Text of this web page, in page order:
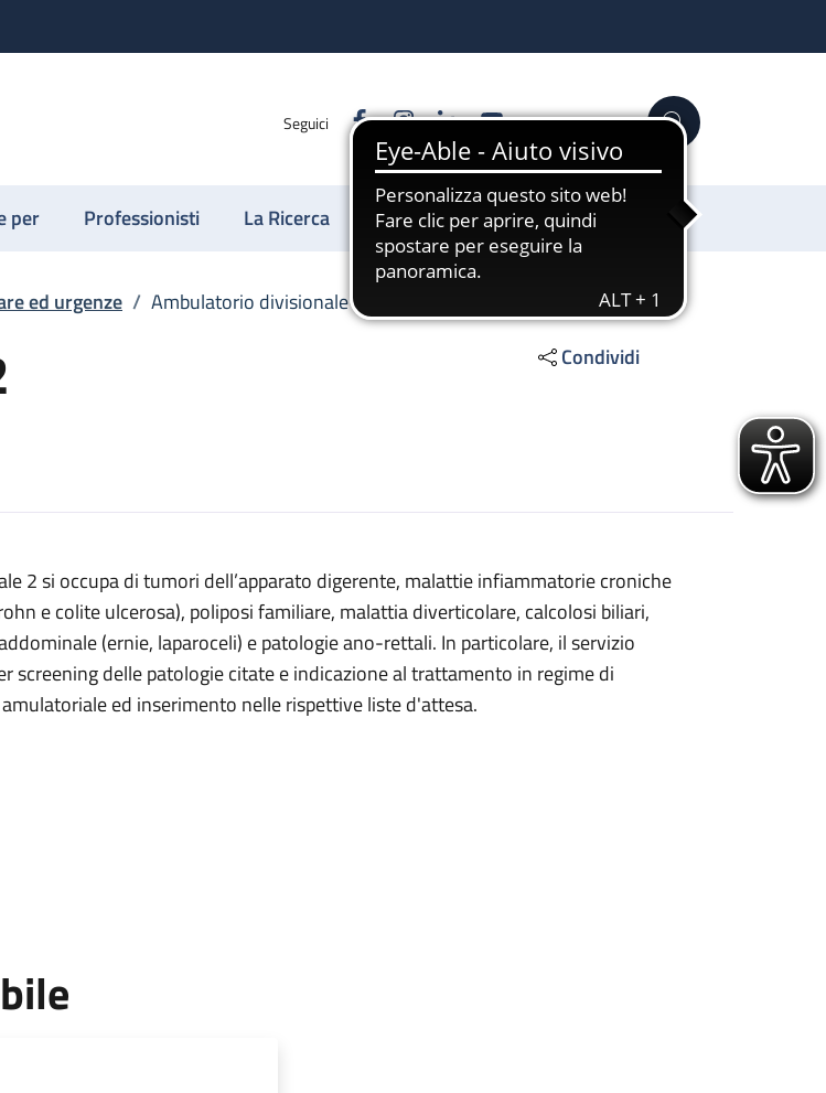
Seguici FacebookInstagram
LinkedinYouTube Cerca
per Professionisti La Ricerca Sostienici
ed urgenze / Ambulatorio divisionale 2
Condividi
2 si occupa di tumori dell’apparato digerente, malattie infiammatorie croniche
e colite ulcerosa), poliposi familiare, malattia diverticolare, calcolosi biliari,
(ernie, laparoceli) e patologie ano-rettali. In particolare, il servizio
screening delle patologie citate e indicazione al trattamento in regime di
ed inserimento nelle rispettive liste d'attesa.